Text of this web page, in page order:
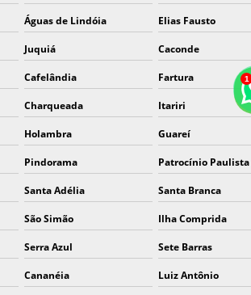
Águas de Lindóia Elias Fausto
Juquiá Caconde
Cafelândia Fartura
Charqueada Itariri
Holambra Guareí
Pindorama Patrocínio Paulista
Santa Adélia Santa Branca
São Simão Ilha Comprida
Serra Azul Sete Barras
Cananéia Luiz Antônio